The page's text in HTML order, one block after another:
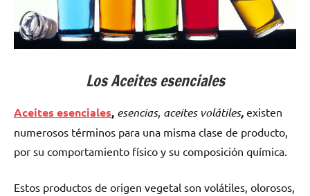
Los Aceites esenciales
Aceites esenciales, esencias, aceites volátiles, existen
numerosos términos para una misma clase de producto,
por su comportamiento físico y su composición química.
Estos productos de origen vegetal son volátiles, olorosos,